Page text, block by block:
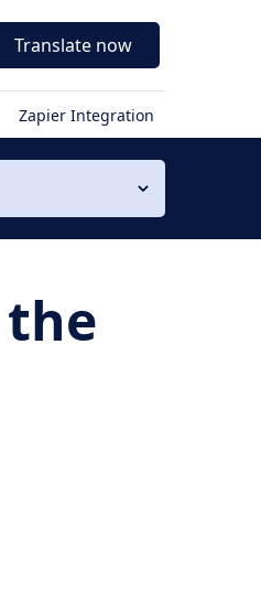
Translate now
Zapier Integration